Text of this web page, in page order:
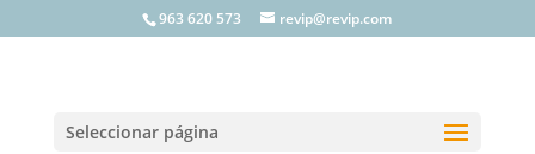
963 620 573 revip@revip.com
Seleccionar página